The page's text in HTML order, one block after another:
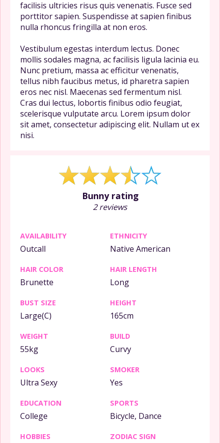
facilisis ultricies risus quis venenatis. Fusce sed
porttitor sapien. Suspendisse at sapien finibus
nulla rhoncus fringilla at non eros.
Vestibulum egestas interdum lectus. Donec
mollis sodales magna, ac facilisis ligula lacinia eu.
Nunc pretium, massa ac efficitur venenatis,
tellus nibh faucibus metus, id pharetra sapien
eros nec nisl. Maecenas sed fermentum nisl.
Cras dui lectus, lobortis finibus odio feugiat,
scelerisque vulputate arcu. Lorem ipsum dolor
sit amet, consectetur adipiscing elit. Nullam ut ex
nisi.
Bunny rating
2 reviews
AVAILABILITY
Outcall
ETHNICITY
Native American
HAIR COLOR
Brunette
HAIR LENGTH
Long
BUST SIZE
Large(C)
HEIGHT
165cm
WEIGHT
55kg
BUILD
Curvy
LOOKS
Ultra Sexy
SMOKER
Yes
EDUCATION
College
SPORTS
Bicycle, Dance
HOBBIES ZODIAC SIGN